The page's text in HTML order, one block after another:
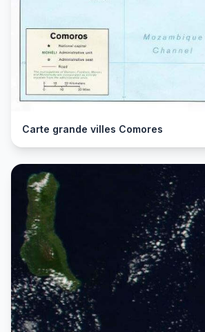
Carte grande villes Comores